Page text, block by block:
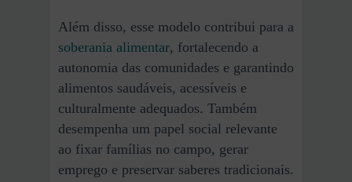
Além disso, esse modelo contribui para a
soberania alimentar, fortalecendo a
autonomia das comunidades e garantindo
alimentos saudáveis, acessíveis e
culturalmente adequados. Também
desempenha um papel social relevante
ao fixar famílias no campo, gerar
emprego e preservar saberes tradicionais.